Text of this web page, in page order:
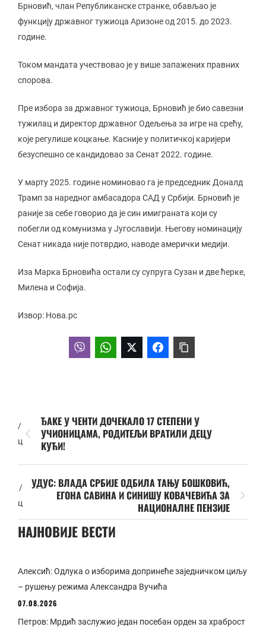
Брновић, члан Републиканске странке, обављао је
функцију државног тужиоца Аризоне од 2015. до 2023.
године.
Током мандата учествовао је у више запажених правних
спорова.
Пре избора за државног тужиоца, Брновић је био савезни
тужилац и директор државног Одељења за игре на срећу,
које регулише коцкање. Касније у политичкој каријери
безуспешно се кандидовао за Сенат 2022. године.
У марту 2025. године номиновао га је председник Доналд
Трамп за наредног амбасадора САД у Србији. Брновић је
раније за себе говорио да је син имиграната који су
побегли од комунизма у Југославији. Његову номинацију
Сенат никада није потврдио, наводе амерички медији.
Иза Марка Брновића остали су супруга Сузан и две ћерке,
Милена и Софија.
Извор: Нова.рс
/
ц
ЂАКЕ У ЧЕНТИ ДОЧЕКАЛО 17 СТЕПЕНИ У
УЧИОНИЦАМА, РОДИТЕЉИ ВРАТИЛИ ДЕЦУ
КУЋИ!
/
ц
УДУС: ВЛАДА СРБИЈЕ ОДБИЛА ТАЊУ БОШКОВИЋ,
ЕГОНА САВИНА И СИНИШУ КОВАЧЕВИЋА ЗА
НАЦИОНАЛНЕ ПЕНЗИЈЕ
НАЈНОВИЈЕ ВЕСТИ
Алексић: Одлука о изборима допринеће заједничком циљу
– рушењу режима Александра Вучића
07.08.2026
Петров: Мрдић заслужио један посебан орден за храброст